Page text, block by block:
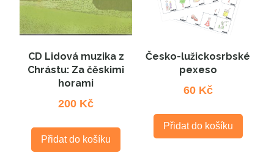
CD Lidová muzika z
Chrástu: Za čěskimi
horami
200 Kč
Přidat do košíku
Česko-lužickosrbské
pexeso
60 Kč
Přidat do košíku